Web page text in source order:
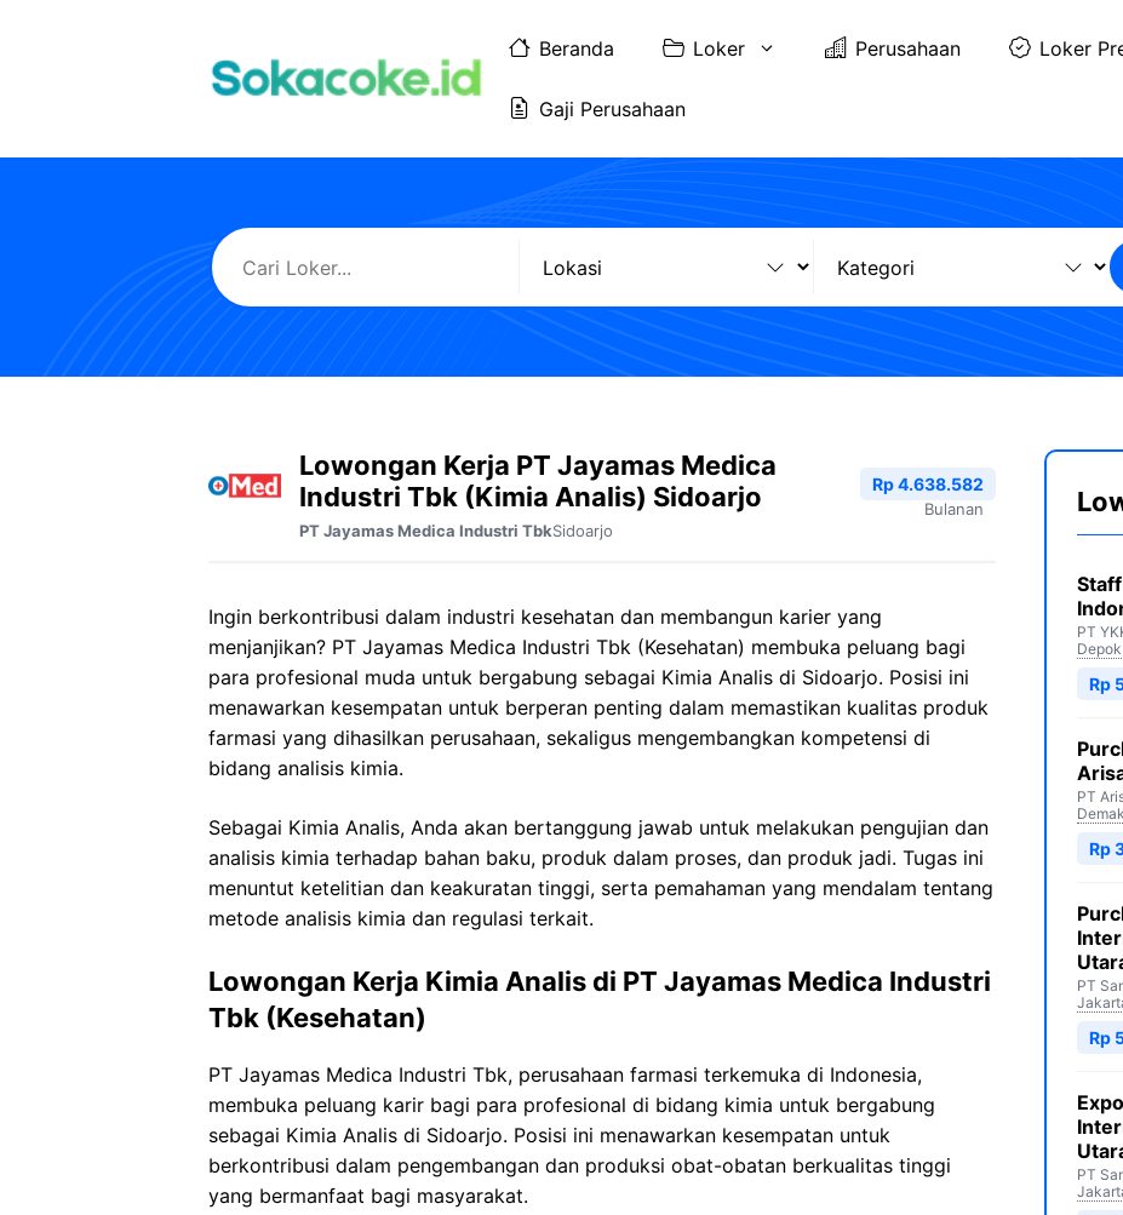
Beranda Loker Perusahaan Loker
Gaji Perusahaan
Lowongan Kerja PT Jayamas Medica
Industri Tbk (Kimia Analis) Sidoarjo
PT Jayamas Medica Industri TbkSidoarjo
Rp 4.638.582
Bulanan
Ingin berkontribusi dalam industri kesehatan dan membangun karier yang
menjanjikan? PT Jayamas Medica Industri Tbk (Kesehatan) membuka peluang bagi
para profesional muda untuk bergabung sebagai Kimia Analis di Sidoarjo. Posisi ini
menawarkan kesempatan untuk berperan penting dalam memastikan kualitas produk
farmasi yang dihasilkan perusahaan, sekaligus mengembangkan kompetensi di
bidang analisis kimia.
Sebagai Kimia Analis, Anda akan bertanggung jawab untuk melakukan pengujian dan
analisis kimia terhadap bahan baku, produk dalam proses, dan produk jadi. Tugas ini
menuntut ketelitian dan keakuratan tinggi, serta pemahaman yang mendalam tentang
metode analisis kimia dan regulasi terkait.
Lowongan Kerja Kimia Analis di PT Jayamas Medica Industri
Tbk (Kesehatan)
PT Jayamas Medica Industri Tbk, perusahaan farmasi terkemuka di Indonesia,
membuka peluang karir bagi para profesional di bidang kimia untuk bergabung
sebagai Kimia Analis di Sidoarjo. Posisi ini menawarkan kesempatan untuk
berkontribusi dalam pengembangan dan produksi obat-obatan berkualitas tinggi
yang bermanfaat bagi masyarakat.
PT
Depok
Rp
PT
Demak
Rp
PT
Rp
PT